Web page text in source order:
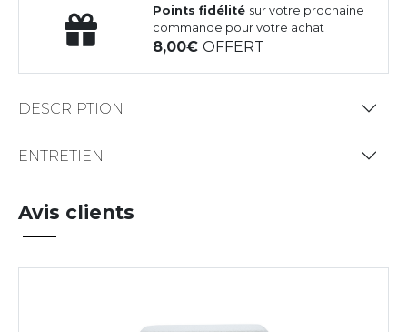
Points fidélité sur votre prochaine
commande pour votre achat
8,00OFFERT
DESCRIPTION
ENTRETIEN
Avis clients